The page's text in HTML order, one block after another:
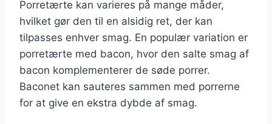
Porretærte kan varieres på mange måder,
hvilket gør den til en alsidig ret, der kan
tilpasses enhver smag. En populær variation er
porretærte med bacon, hvor den salte smag af
bacon komplementerer de søde porrer.
Baconet kan sauteres sammen med porrerne
for at give en ekstra dybde af smag.